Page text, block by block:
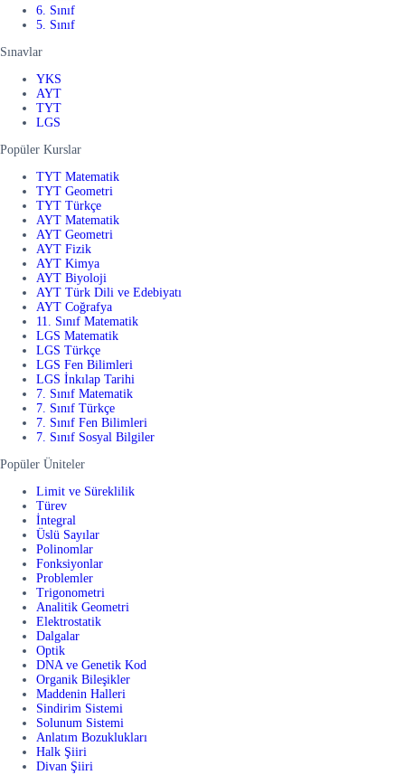
6. Sınıf
5. Sınıf
Sınavlar
YKS
AYT
TYT
LGS
Popüler Kurslar
TYT Matematik
TYT Geometri
TYT Türkçe
AYT Matematik
AYT Geometri
AYT Fizik
AYT Kimya
AYT Biyoloji
AYT Türk Dili ve Edebiyatı
AYT Coğrafya
11. Sınıf Matematik
LGS Matematik
LGS Türkçe
LGS Fen Bilimleri
LGS İnkılap Tarihi
7. Sınıf Matematik
7. Sınıf Türkçe
7. Sınıf Fen Bilimleri
7. Sınıf Sosyal Bilgiler
Popüler Üniteler
Limit ve Süreklilik
Türev
İntegral
Üslü Sayılar
Polinomlar
Fonksiyonlar
Problemler
Trigonometri
Analitik Geometri
Elektrostatik
Dalgalar
Optik
DNA ve Genetik Kod
Organik Bileşikler
Maddenin Halleri
Sindirim Sistemi
Solunum Sistemi
Anlatım Bozuklukları
Halk Şiiri
Divan Şiiri